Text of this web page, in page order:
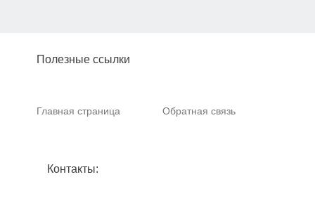
Полезные ссылки
Главная страница Обратная связь
Контакты: